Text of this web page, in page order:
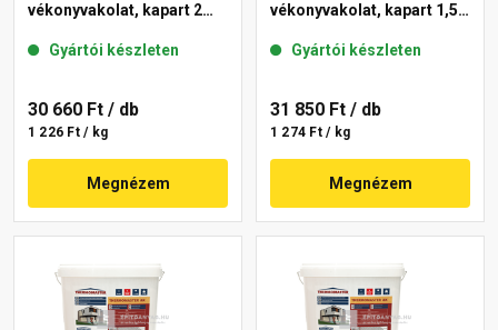
vékonyvakolat, kapart 2
Gyártói készleten
30 660 Ft / db
1 226 Ft / kg
Megnézem
vékonyvakolat, kapart 1,5
Gyártói készleten
31 850 Ft / db
1 274 Ft / kg
Megnézem